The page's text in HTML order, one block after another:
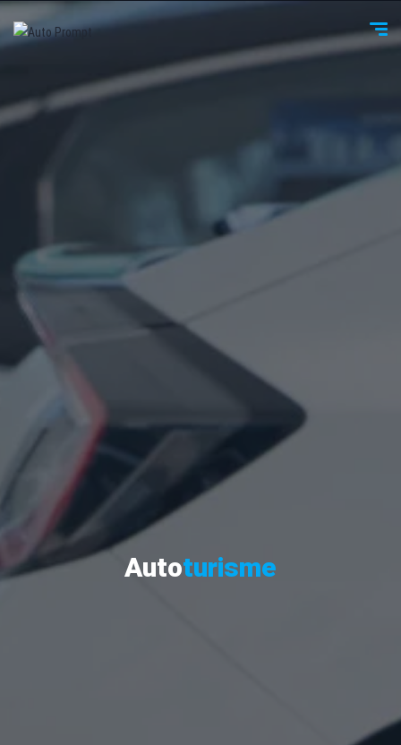
Autoturisme